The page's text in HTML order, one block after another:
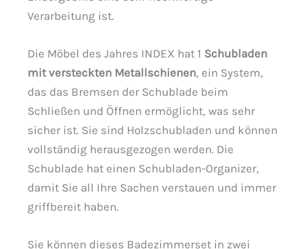
Verarbeitung ist.
Die Möbel des Jahres INDEX hat 1 Schubladen
mit versteckten Metallschienen, ein System,
das das Bremsen der Schublade beim
Schließen und Öffnen ermöglicht, was sehr
sicher ist. Sie sind Holzschubladen und können
vollständig herausgezogen werden. Die
Schublade hat einen Schubladen-Organizer,
damit Sie all Ihre Sachen verstauen und immer
griffbereit haben.
Sie können dieses Badezimmerset in zwei